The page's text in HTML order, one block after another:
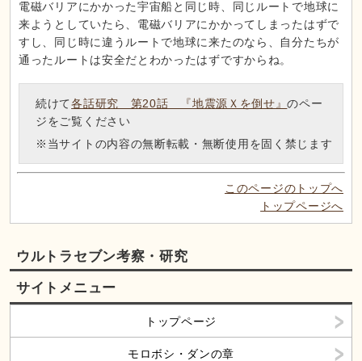
電磁バリアにかかった宇宙船と同じ時、同じルートで地球に
来ようとしていたら、電磁バリアにかかってしまったはずで
すし、同じ時に違うルートで地球に来たのなら、自分たちが
通ったルートは安全だとわかったはずですからね。
続けて各話研究 第20話 『地震源Ｘを倒せ』のペー
ジをご覧ください
※当サイトの内容の無断転載・無断使用を固く禁じます
このページのトップへ
トップページへ
ウルトラセブン考察・研究
サイトメニュー
トップページ
モロボシ・ダンの章